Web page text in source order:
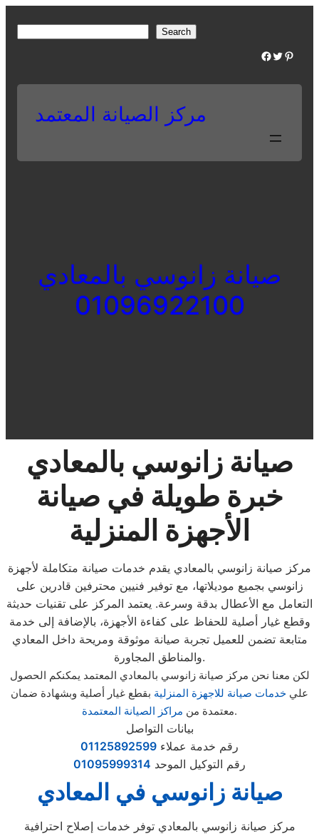
r
Search
Facebook Twitter Pinterest
مركز الصيانة المعتمد
صيانة زانوسي بالمعادي
01096922100
صيانة زانوسي بالمعادي
خبرة طويلة في صيانة
الأجهزة المنزلية
مركز صيانة زانوسي بالمعادي يقدم خدمات صيانة متكاملة لأجهزة
زانوسي بجميع موديلاتها، مع توفير فنيين محترفين قادرين على
التعامل مع الأعطال بدقة وسرعة. يعتمد المركز على تقنيات حديثة
وقطع غيار أصلية للحفاظ على كفاءة الأجهزة، بالإضافة إلى خدمة
متابعة تضمن للعميل تجربة صيانة موثوقة ومريحة داخل المعادي
والمناطق المجاورة.
لكن معنا نحن مركز صيانة زانوسي بالمعادي المعتمد يمكنكم الحصول
علي خدمات صيانة للاجهزة المنزلية بقطع غيار أصلية وبشهادة ضمان
معتمدة من مراكز الصيانة المعتمدة .
بيانات التواصل
رقم خدمة عملاء 01125892599
رقم التوكيل الموحد 01095999314
صيانة زانوسي في المعادي
مركز صيانة زانوسي بالمعادي توفر خدمات إصلاح احترافية